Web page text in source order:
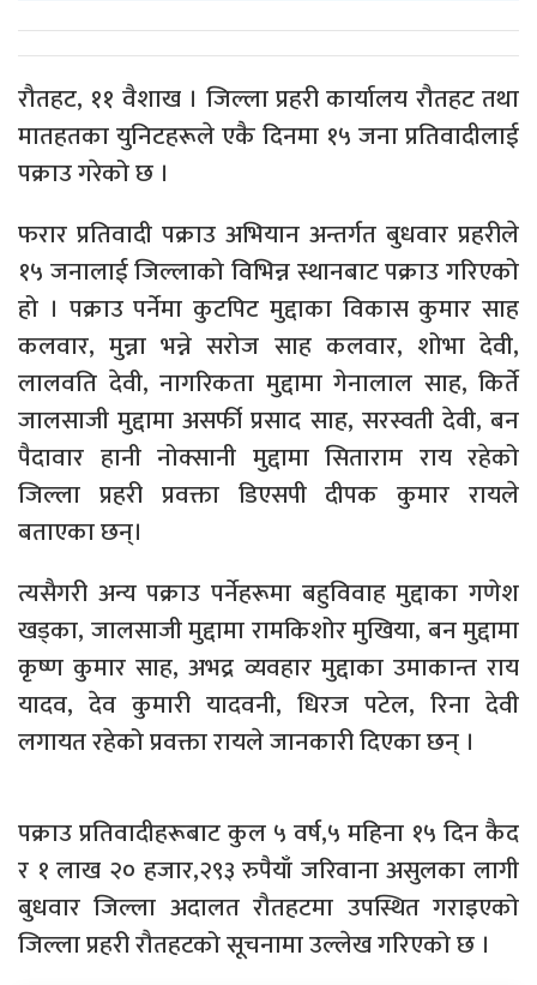
रौतहट, ११ वैशाख । जिल्ला प्रहरी कार्यालय रौतहट तथा
मातहतका युनिटहरूले एकै दिनमा १५ जना प्रतिवादीलाई
पक्राउ गरेको छ ।
फरार प्रतिवादी पक्राउ अभियान अन्तर्गत बुधवार प्रहरीले
१५ जनालाई जिल्लाको विभिन्न स्थानबाट पक्राउ गरिएको
हो । पक्राउ पर्नेमा कुटपिट मुद्दाका विकास कुमार साह
कलवार, मुन्ना भन्ने सरोज साह कलवार, शोभा देवी,
लालवति देवी, नागरिकता मुद्दामा गेनालाल साह, किर्ते
जालसाजी मुद्दामा असर्फी प्रसाद साह, सरस्वती देवी, बन
पैदावार हानी नोक्सानी मुद्दामा सिताराम राय रहेको
जिल्ला प्रहरी प्रवक्ता डिएसपी दीपक कुमार रायले
बताएका छन्।
त्यसैगरी अन्य पक्राउ पर्नेहरूमा बहुविवाह मुद्दाका गणेश
खड्का, जालसाजी मुद्दामा रामकिशोर मुखिया, बन मुद्दामा
कृष्ण कुमार साह, अभद्र व्यवहार मुद्दाका उमाकान्त राय
यादव, देव कुमारी यादवनी, धिरज पटेल, रिना देवी
लगायत रहेको प्रवक्ता रायले जानकारी दिएका छन् ।
पक्राउ प्रतिवादीहरूबाट कुल ५ वर्ष,५ महिना १५ दिन कैद
र १ लाख २० हजार,२९३ रुपैयाँ जरिवाना असुलका लागी
बुधवार जिल्ला अदालत रौतहटमा उपस्थित गराइएको
जिल्ला प्रहरी रौतहटको सूचनामा उल्लेख गरिएको छ ।